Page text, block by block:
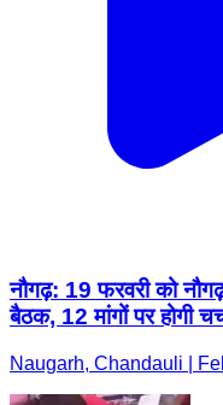
नौगढ़: 19 फरवरी को
बैठक, 12 मांगों पर होगी
Naugarh, Chandauli |